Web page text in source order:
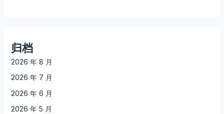
归档
2026 年 8 月
2026 年 7 月
2026 年 6 月
2026 年 5 月